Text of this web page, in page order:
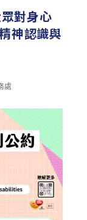
對身心
神認識與
處